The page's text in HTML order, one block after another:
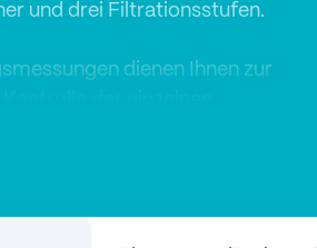
und drei Filtrationsstufen.
dienen Ihnen zur
Mit einer Labor-